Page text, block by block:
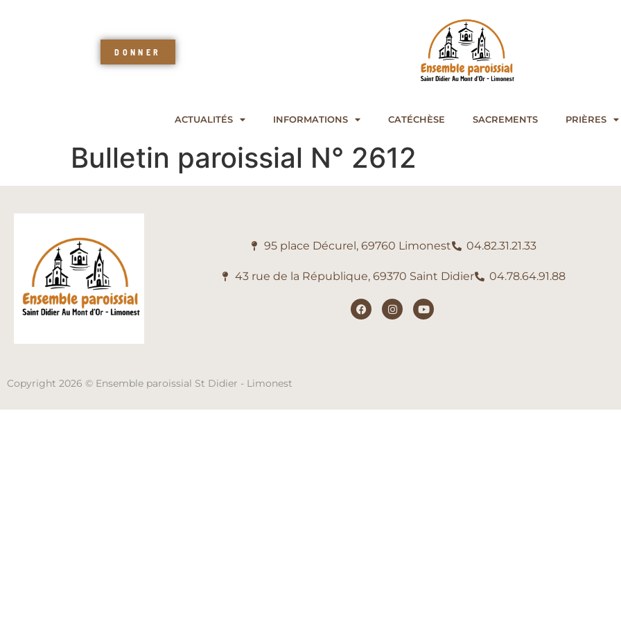
DONNER
ACTUALITÉS INFORMATIONS CATÉCHÈSE SACREMENTS PRIÈRES
Bulletin paroissial N° 2612
95 place Décurel, 69760 Limonest 04.82.31.21.33
43 rue de la République, 69370 Saint Didier 04.78.64.91.88
Copyright 2026 © Ensemble paroissial St Didier - Limonest